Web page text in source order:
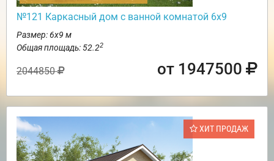
№121 Каркасный дом с ванной комнатой 6х9
Размер: 6х9 м
Общая площадь: 52.22
2044850 от 1947500
ХИТ ПРОДАЖ